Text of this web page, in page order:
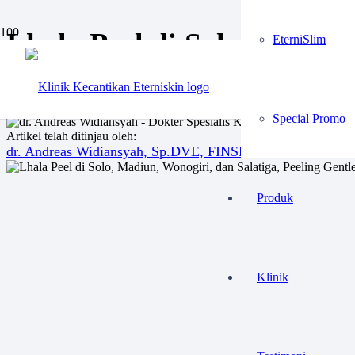
EterniSlim
Special Promo
Produk
Klinik
Lhala Peel di Solo,
Kusam
Artikel telah ditinjau oleh:
dr. Andreas Widiansyah, Sp.DVE, FINSDV, FAADV